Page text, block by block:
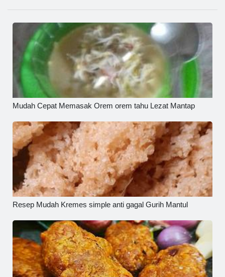
Mudah Cepat Memasak Orem orem tahu Lezat Mantap
Resep Mudah Kremes simple anti gagal Gurih Mantul